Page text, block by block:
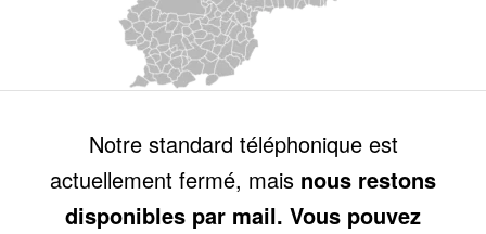
Notre standard téléphonique est
actuellement fermé, mais nous restons
disponibles par mail. Vous pouvez